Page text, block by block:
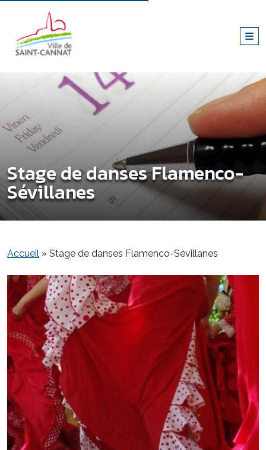
Stage de danses Flamenco-
Sévillanes
Accueil » Stage de danses Flamenco-Sévillanes